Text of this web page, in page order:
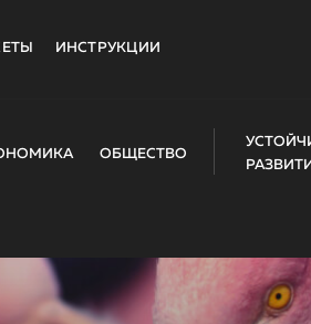
ИНСТРУКЦИИ
ОБЩЕСТВО